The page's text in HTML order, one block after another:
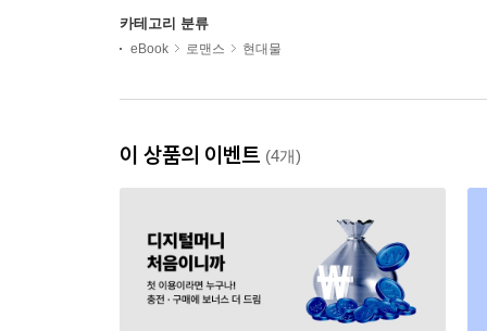
카테고리 분류
eBook 로맨스 현대물
이 상품의 이벤트 (4개)